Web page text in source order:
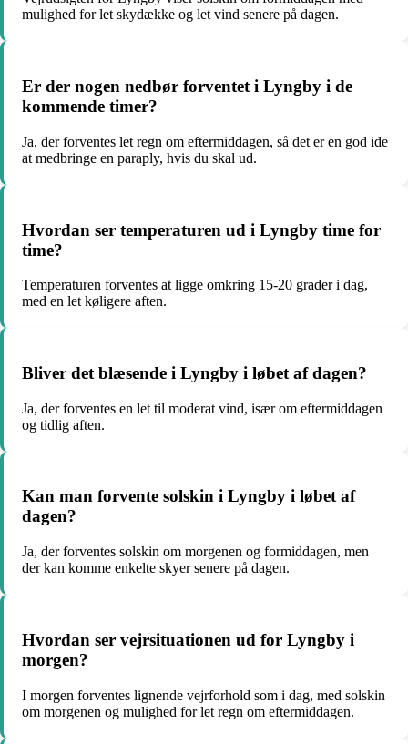
mulighed for let skydække og let vind senere på dagen.
Er der nogen nedbør forventet i Lyngby i de
kommende timer?
Ja, der forventes let regn om eftermiddagen, så det er en god ide
at medbringe en paraply, hvis du skal ud.
Hvordan ser temperaturen ud i Lyngby time for
time?
Temperaturen forventes at ligge omkring 15-20 grader i dag,
med en let køligere aften.
Bliver det blæsende i Lyngby i løbet af dagen?
Ja, der forventes en let til moderat vind, især om eftermiddagen
og tidlig aften.
Kan man forvente solskin i Lyngby i løbet af
dagen?
Ja, der forventes solskin om morgenen og formiddagen, men
der kan komme enkelte skyer senere på dagen.
Hvordan ser vejrsituationen ud for Lyngby i
morgen?
I morgen forventes lignende vejrforhold som i dag, med solskin
om morgenen og mulighed for let regn om eftermiddagen.